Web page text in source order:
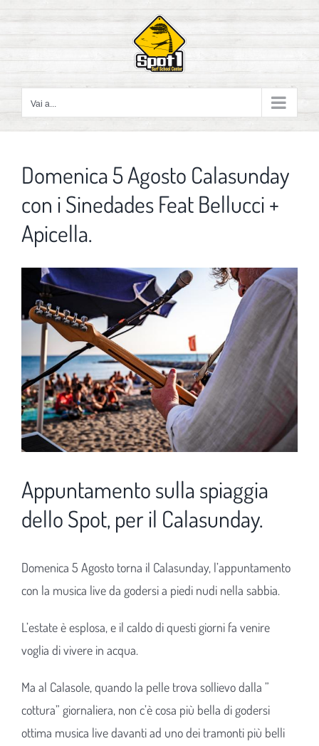
contenuto
Vai a...
Domenica 5 Agosto Calasunday
con i Sinedades Feat Bellucci +
Apicella.
Ingrandisci
immagine
Appuntamento sulla spiaggia
dello Spot, per il Calasunday.
Domenica 5 Agosto torna il Calasunday, l’appuntamento
con la musica live da godersi a piedi nudi nella sabbia.
L’estate è esplosa, e il caldo di questi giorni fa venire
voglia di vivere in acqua.
Ma al Calasole, quando la pelle trova sollievo dalla ”
cottura” giornaliera, non c’è cosa più bella di godersi
ottima musica live davanti ad uno dei tramonti più belli